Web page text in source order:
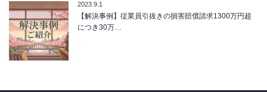
2023.9.1
【解決事例】従業員引抜きの損害賠償請求1300万円超
につき30万…